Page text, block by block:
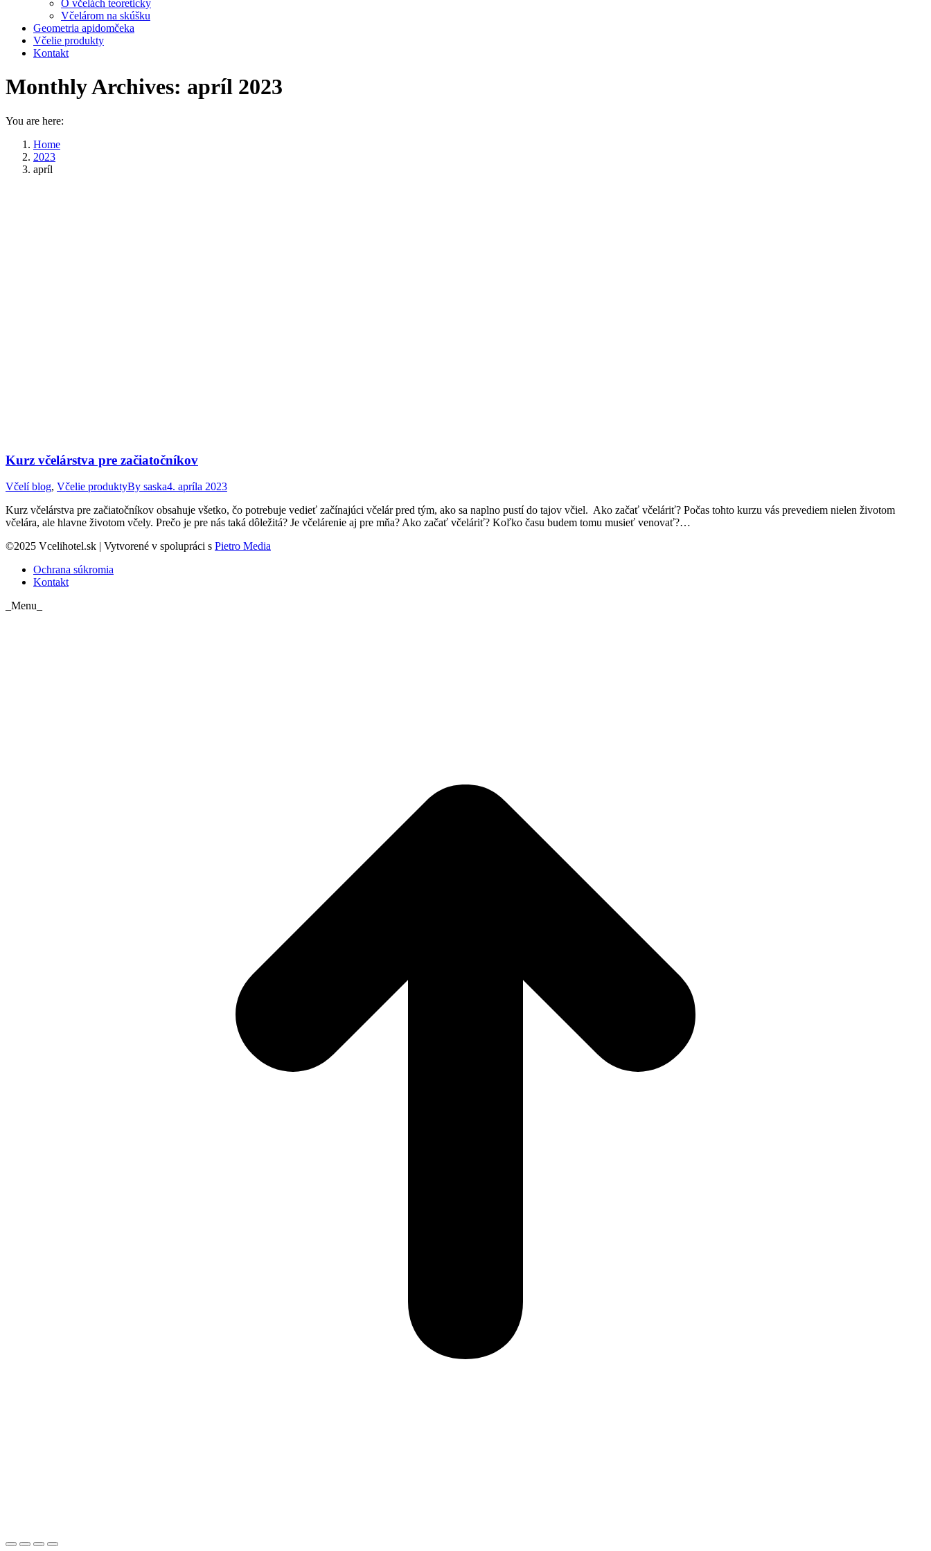
O včelách teoreticky
Včelárom na skúšku
Geometria apidomčeka
Včelie produkty
Kontakt
Monthly Archives: apríl 2023
You are here:
Home
2023
apríl
Kurz včelárstva pre začiatočníkov
Včelí blog, Včelie produktyBy saska4. apríla 2023
Kurz včelárstva pre začiatočníkov obsahuje všetko, čo potrebuje vedieť začínajúci včelár pred tým, ako sa naplno pustí do tajov včiel. Ako začať včeláriť? Počas tohto kurzu vás prevediem nielen životom
včelára, ale hlavne životom včely. Prečo je pre nás taká dôležitá? Je včelárenie aj pre mňa? Ako začať včeláriť? Koľko času budem tomu musieť venovať?…
©2025 Vcelihotel.sk | Vytvorené v spolupráci s Pietro Media
Ochrana súkromia
Kontakt
_Menu_